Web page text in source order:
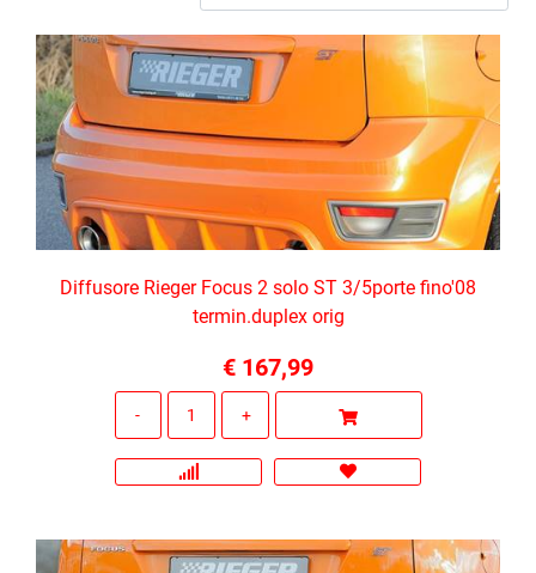
Diffusore Rieger Focus 2 solo ST 3/5porte fino'08
termin.duplex orig
€ 167,99